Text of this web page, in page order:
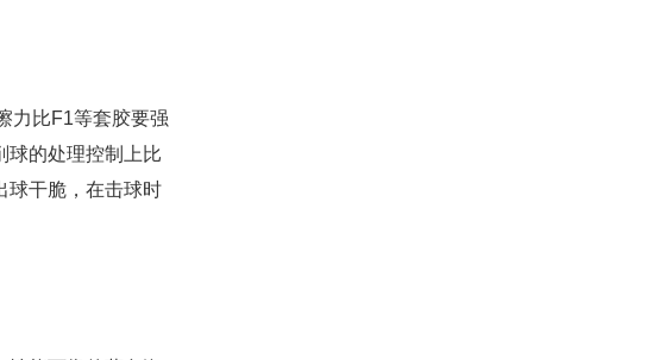
力比F1等套胶要强
球的处理控制上比
球干脆，在击球时